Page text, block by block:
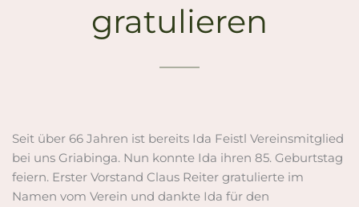
gratulieren
Seit über 66 Jahren ist bereits Ida Feistl Vereinsmitglied
bei uns Griabinga. Nun konnte Ida ihren 85. Geburtstag
feiern. Erster Vorstand Claus Reiter gratulierte im
Namen vom Verein und dankte Ida für den